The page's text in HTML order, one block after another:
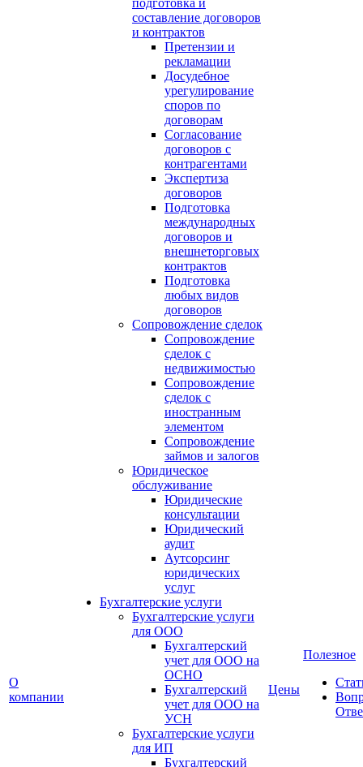
О
компании
подготовка и
составление договоров
и контрактов
Претензии и
рекламации
Досудебное
урегулирование
споров по
договорам
Согласование
договоров с
контрагентами
Экспертиза
договоров
Подготовка
международных
договоров и
внешнеторговых
контрактов
Подготовка
любых видов
договоров
Сопровождение сделок
Сопровождение
сделок с
недвижимостью
Сопровождение
сделок с
иностранным
элементом
Сопровождение
займов и залогов
Юридическое
обслуживание
Юридические
консультации
Юридический
аудит
Аутсорсинг
юридических
услуг
Бухгалтерские услуги
Бухгалтерские услуги
для ООО
Бухгалтерский
учет для ООО на
ОСНО
Бухгалтерский
учет для OOO на
УСН
Бухгалтерские услуги
для ИП
Бухгалтерский
Цены
Полезное